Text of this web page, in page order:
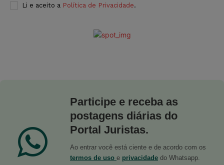
Li e aceito a Política de Privacidade.
Participe e receba as
postagens diárias do
Portal Juristas.
Ao entrar você está ciente e de acordo com os
termos de uso e privacidade do Whatsapp.